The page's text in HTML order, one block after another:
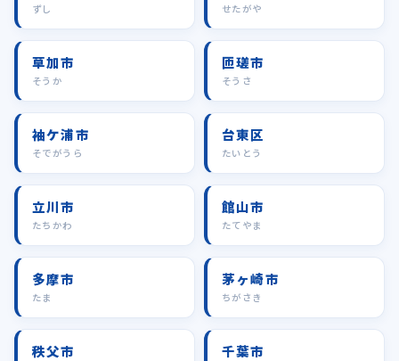
ずし せたがや
草加市
そうか
匝瑳市
そうさ
袖ケ浦市
そでがうら
台東区
たいとう
立川市
たちかわ
館山市
たてやま
多摩市
たま
茅ヶ崎市
ちがさき
秩父市 千葉市